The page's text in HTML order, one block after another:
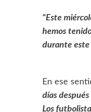
“Este
hemos
durante este
En ese
días
Los